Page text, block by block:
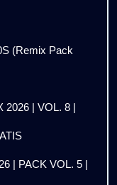
(Remix Pack
2026 | VOL. 8 |
| PACK VOL. 5 |